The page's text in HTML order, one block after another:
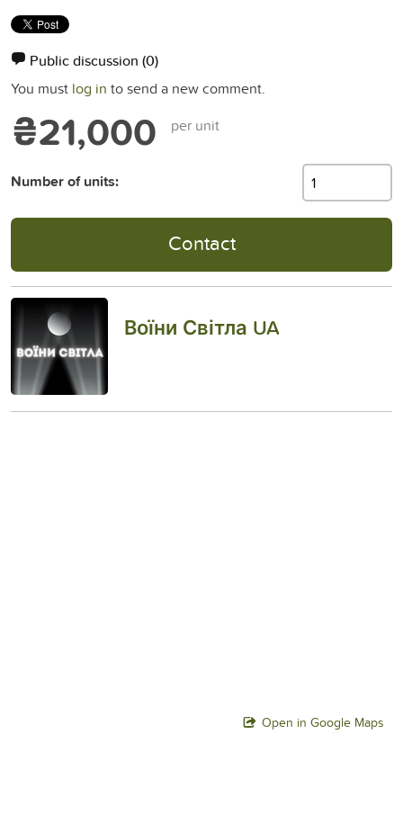
Public discussion (0)
You must log in to send a new comment.
₴21,000 per unit
Number of units:
Contact
Воїни Світла UA
Open in Google Maps